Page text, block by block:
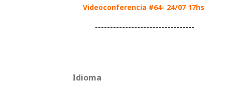
Videoconferencia #64- 24/07 17hs
---------------------------------
Idioma